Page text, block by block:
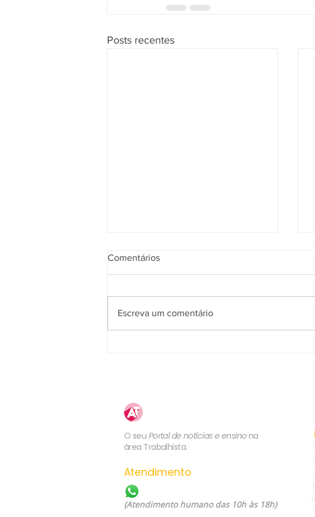
Posts recentes
Comentários
Escreva um comentário
O seu Portal de notícias e ensino na
área Trabalhista.
Atendimento
(Atendimento humano das 10h às 18h)